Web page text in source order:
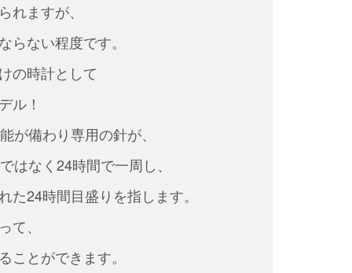
れますが、
らない程度です。
の時計として
ル！
が備わり専用の針が、
はなく24時間で一周し、
た24時間目盛りを指します。
て、
ことができます。